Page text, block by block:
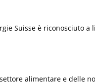
Suisse è riconosciuto a
alimentare e delle